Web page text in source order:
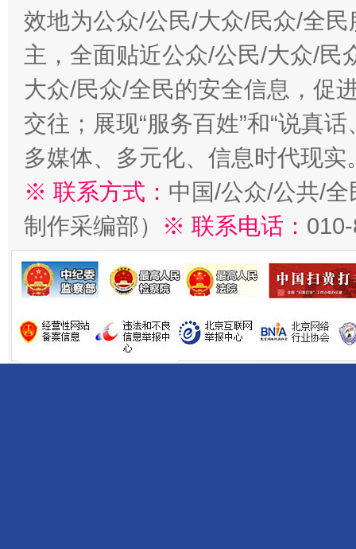
效地为公众/公民/大众/民众/全
主，全面贴近公众/公民/大众/民
大众/民众/全民的安全信息，促
交往；展现“服务百姓”和“说真
多媒体、多元化、信息时代现实
※ 联系方式： 中国/公众/公共/
制作采编部）
※ 联系电话：